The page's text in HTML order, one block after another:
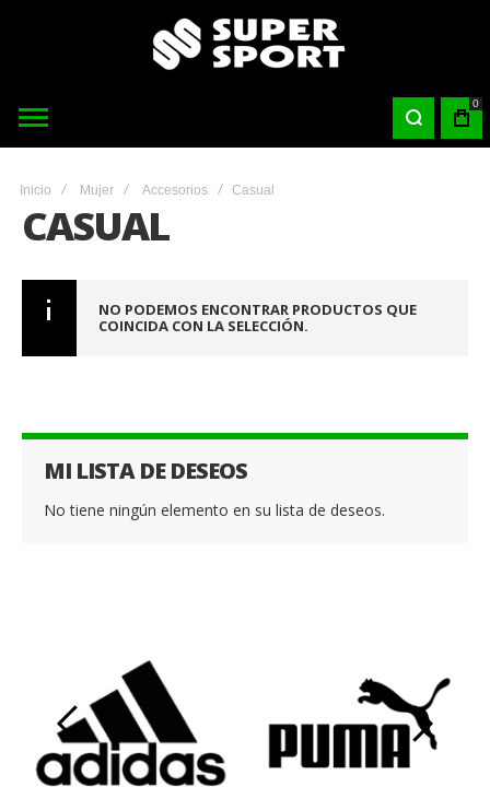
0
Inicio Mujer Accesorios Casual
CASUAL
NO PODEMOS ENCONTRAR PRODUCTOS QUE
COINCIDA CON LA SELECCIÓN.
MI LISTA DE DESEOS
No tiene ningún elemento en su lista de deseos.
‹ ›